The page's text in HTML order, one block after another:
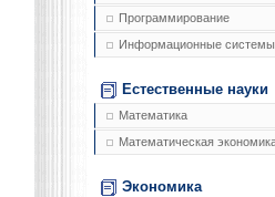
Программирование
Информационные системы
Естественные науки
Математика
Математическая
Экономика